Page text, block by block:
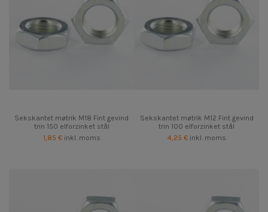
Sekskantet møtrik M18 Fint gevind
trin 150 elforzinket stål
1,85 € inkl. moms
Sekskantet møtrik M12 Fint gevind
trin 100 elforzinket stål
4,25 € inkl. moms